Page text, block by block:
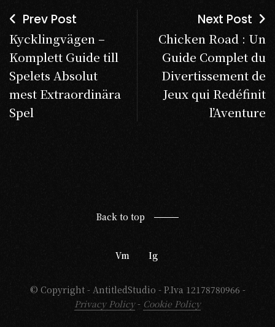
Prev Post
Kycklingvägen –
Komplett Guide till
Spelets Absolut
mest Extraordinära
Spel
Next Post
Chicken Road : Un
Guide Complet du
Divertissement de
Jeux qui Redéfinit
l’Aventure
Back to top
© Copyright - AntitledStudio - P.Iva 12178780966 -
Privacy Policy- Cookie Policy
Vm Ig